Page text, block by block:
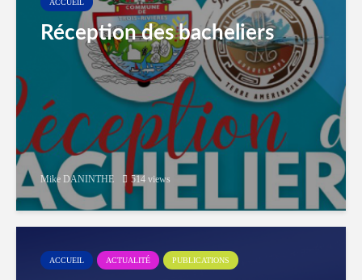
ACCUEIL
Réception des bacheliers
Mike DANINTHE 514 views
ACCUEIL ACTUALITÉ PUBLICATIONS